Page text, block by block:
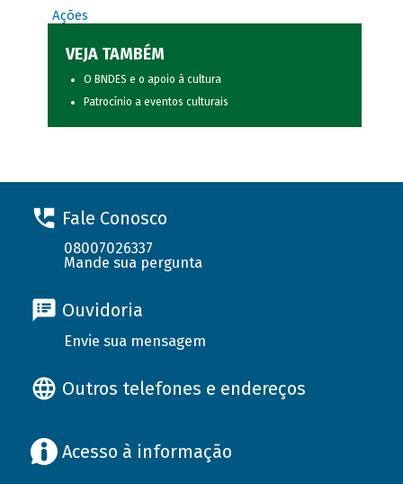
Ações
VEJA TAMBÉM
O BNDES e o apoio à cultura
Patrocínio a eventos culturais
Fale Conosco
08007026337
Mande sua pergunta
Ouvidoria
Envie sua mensagem
Outros telefones e endereços
Acesso à informação